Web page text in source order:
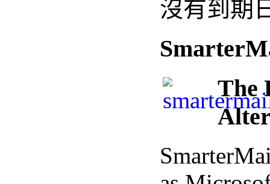
沒有到期
The